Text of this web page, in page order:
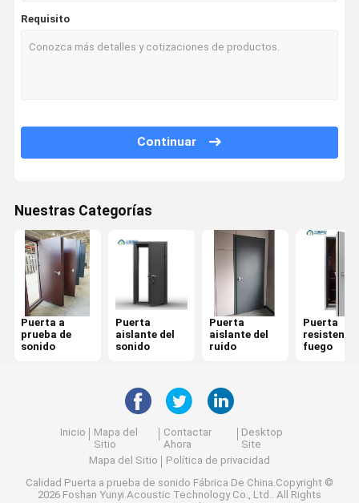
Requisito
Continuar
Nuestras Categorías
Puerta a
prueba de
sonido
Puerta
aislante del
sonido
Puerta
aislante del
ruido
Puerta
resistente
fuego
Inicio
Mapa del
Sitio
Contactar
Ahora
Desktop
Site
Mapa del Sitio
Política de privacidad
Calidad Puerta a prueba de sonido Fábrica De China.Copyright ©
2026 Foshan Yunyi Acoustic Technology Co., Ltd.. All Rights